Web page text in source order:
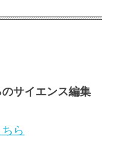
のサイエンス編集
ちら